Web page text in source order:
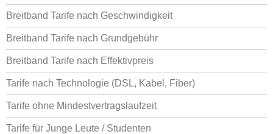
Breitband Tarife nach Geschwindigkeit
Breitband Tarife nach Grundgebühr
Breitband Tarife nach Effektivpreis
Tarife nach Technologie (DSL, Kabel, Fiber)
Tarife ohne Mindestvertragslaufzeit
Tarife für Junge Leute / Studenten